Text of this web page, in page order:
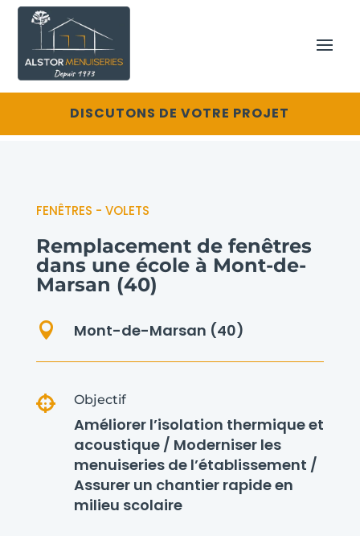
DISCUTONS DE VOTRE PROJET
FENÊTRES - VOLETS
Remplacement de fenêtres
dans une école à Mont-de-
Marsan (40)
 Mont-de-Marsan (40)
 Objectif
Améliorer l’isolation thermique et
acoustique / Moderniser les
menuiseries de l’établissement /
Assurer un chantier rapide en
milieu scolaire